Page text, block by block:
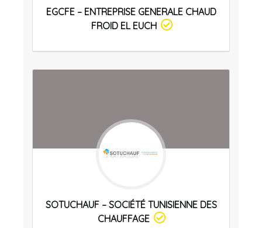
EGCFE – ENTREPRISE GENERALE CHAUD
FROID EL EUCH
SOTUCHAUF – SOCIÉTÉ TUNISIENNE DES
CHAUFFAGE